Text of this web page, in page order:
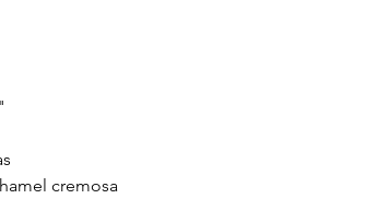
cremosa